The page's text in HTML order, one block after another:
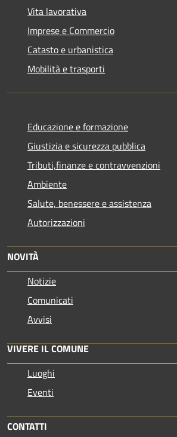
Vita lavorativa
Imprese e Commercio
Catasto e urbanistica
Mobilità e trasporti
Educazione e formazione
Giustizia e sicurezza pubblica
Tributi,finanze e contravvenzioni
Ambiente
Salute, benessere e assistenza
Autorizzazioni
NOVITÀ
Notizie
Comunicati
Avvisi
VIVERE IL COMUNE
Luoghi
Eventi
CONTATTI